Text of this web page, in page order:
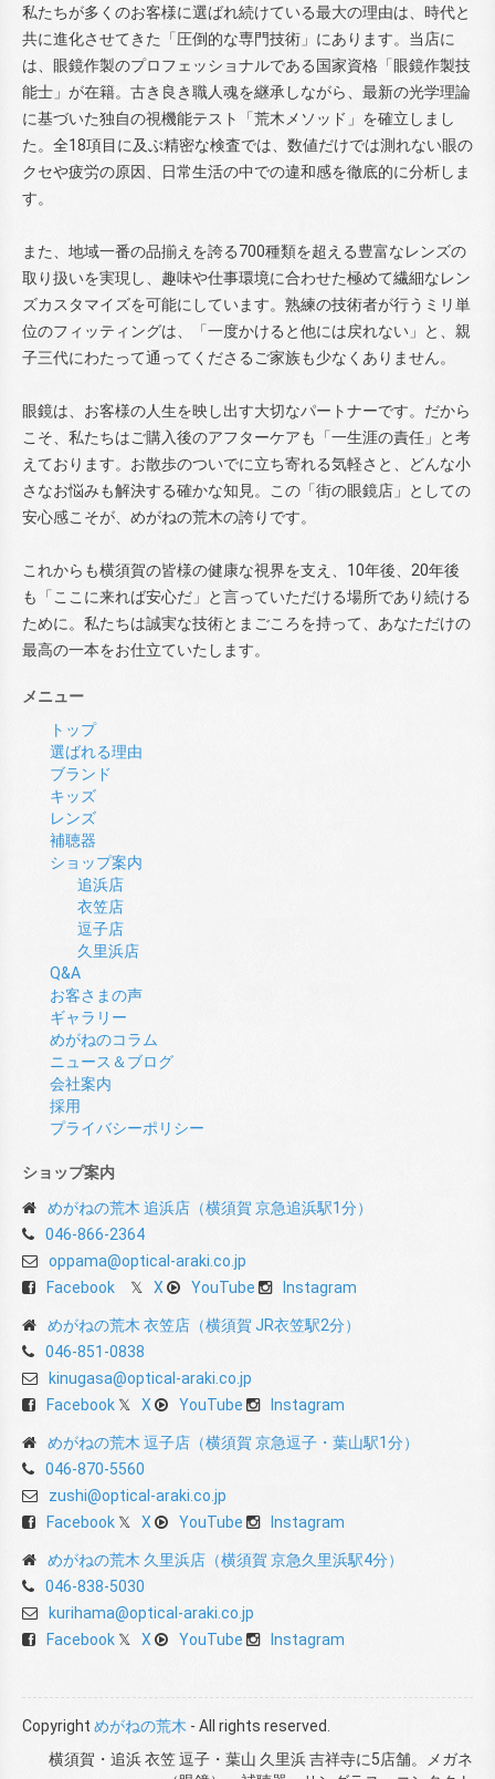
私たちが多くのお客様に選ばれ続けている最大の理由は、時代と
共に進化させてきた「圧倒的な専門技術」にあります。当店に
は、眼鏡作製のプロフェッショナルである国家資格「眼鏡作製技
能士」が在籍。古き良き職人魂を継承しながら、最新の光学理論
に基づいた独自の視機能テスト「荒木メソッド」を確立しまし
た。全18項目に及ぶ精密な検査では、数値だけでは測れない眼の
クセや疲労の原因、日常生活の中での違和感を徹底的に分析しま
す。
また、地域一番の品揃えを誇る700種類を超える豊富なレンズの
取り扱いを実現し、趣味や仕事環境に合わせた極めて繊細なレン
ズカスタマイズを可能にしています。熟練の技術者が行うミリ単
位のフィッティングは、「一度かけると他には戻れない」と、親
子三代にわたって通ってくださるご家族も少なくありません。
眼鏡は、お客様の人生を映し出す大切なパートナーです。だから
こそ、私たちはご購入後のアフターケアも「一生涯の責任」と考
えております。お散歩のついでに立ち寄れる気軽さと、どんな小
さなお悩みも解決する確かな知見。この「街の眼鏡店」としての
安心感こそが、めがねの荒木の誇りです。
これからも横須賀の皆様の健康な視界を支え、10年後、20年後
も「ここに来れば安心だ」と言っていただける場所であり続ける
ために。私たちは誠実な技術とまごころを持って、あなただけの
最高の一本をお仕立ていたします。
メニュー
トップ
選ばれる理由
ブランド
キッズ
レンズ
補聴器
ショップ案内
追浜店
衣笠店
逗子店
久里浜店
Q&A
お客さまの声
ギャラリー
めがねのコラム
ニュース＆ブログ
会社案内
採用
プライバシーポリシー
ショップ案内
めがねの荒木 追浜店（横須賀 京急追浜駅1分）
046-866-2364
oppama@optical-araki.co.jp
Facebook
X YouTube Instagram
めがねの荒木 衣笠店（横須賀 JR衣笠駅2分）
046-851-0838
kinugasa@optical-araki.co.jp
Facebook
X YouTube Instagram
めがねの荒木 逗子店（横須賀 京急逗子・葉山駅1分）
046-870-5560
zushi@optical-araki.co.jp
Facebook
X YouTube Instagram
めがねの荒木 久里浜店（横須賀 京急久里浜駅4分）
046-838-5030
kurihama@optical-araki.co.jp
Facebook
X YouTube Instagram
Copyright めがねの荒木 - All rights reserved.
横須賀・追浜 衣笠 逗子・葉山 久里浜 吉祥寺に5店舗。メガネ